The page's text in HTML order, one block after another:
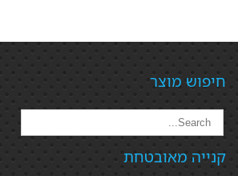
חיפוש מוצר
קנייה מאובטחת